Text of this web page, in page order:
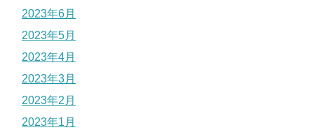
2023年6月
2023年5月
2023年4月
2023年3月
2023年2月
2023年1月